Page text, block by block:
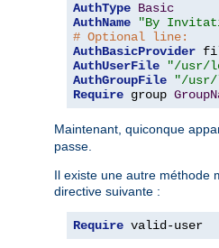
AuthType Basic
AuthName
"By
# Optional line:
AuthBasicProvider
AuthUserFile
"/usr/
AuthGroupFile
"/usr/
Require group
Maintenant, quiconque
passe.
Il existe une autre méthode
directive suivante :
Require valid-user